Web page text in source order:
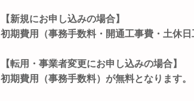
【新規にお申し込みの場合】
初期費用（事務手数料・開通工事費・土休
【転用・事業者変更にお申し込みの場合】
初期費用（事務手数料）が無料となります。